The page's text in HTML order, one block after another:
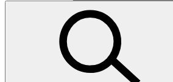
Mat och dryck
Evenemang
Erbjudanden